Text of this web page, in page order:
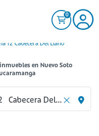
0
12 Cabecera Del Llano
en Nuevo Soto